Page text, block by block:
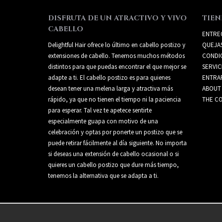
DISFRUTA DE UN ATRACTIVO Y VIVO
CABELLO
Delightful Hair ofrece lo último en cabello postizo y
extensiones de cabello. Tenemos muchos métodos
distintos para que puedas encontrar el que mejor se
adapte a ti. El cabello postizo es para quienes
desean tener una melena larga y atractiva más
rápido, ya que no tienen el tiempo ni la paciencia
para esperar. Tal vez te apetece sentirte
especialmente guapa con motivo de una
celebración y optas por ponerte un postizo que se
puede retirar fácilmente al día siguiente. No importa
si deseas una extensión de cabello ocasional o si
quieres un cabello postizo que dure más tiempo,
tenemos la alternativa que se adapta a ti.
THE